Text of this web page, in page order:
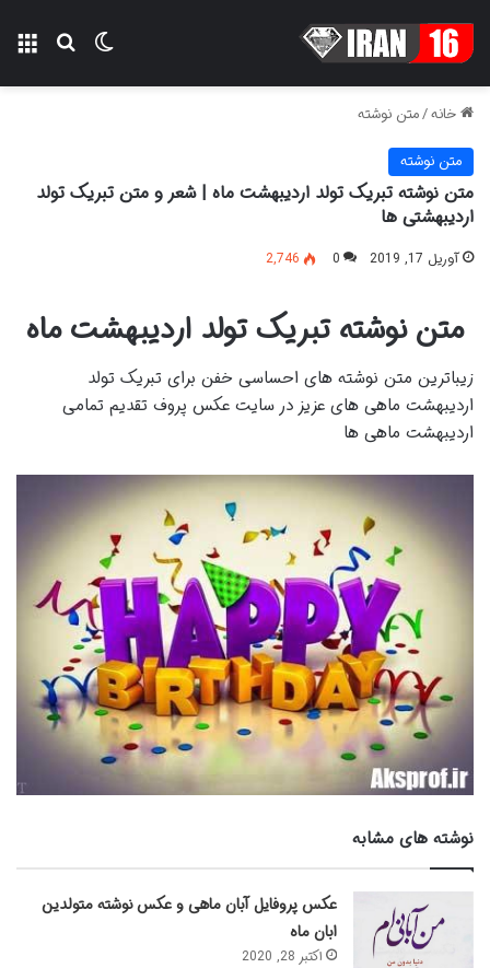
تغییر پوسته
خانه/متن نوشته
متن نوشته
متن نوشته تبریک تولد اردیبهشت ماه | شعر و متن تبریک تولد
اردیبهشتی ها
آوریل 17, 2019 0
2,746
متن نوشته تبریک تولد اردیبهشت ماه
زیباترین متن نوشته های احساسی خفن برای تبریک تولد
اردیبهشت ماهی های عزیز در سایت عکس پروف تقدیم تمامی
اردیبهشت ماهی ها
نوشته های مشابه
عکس پروفایل آبان ماهی و عکس نوشته متولدین
ابان ماه
اکتبر 28, 2020